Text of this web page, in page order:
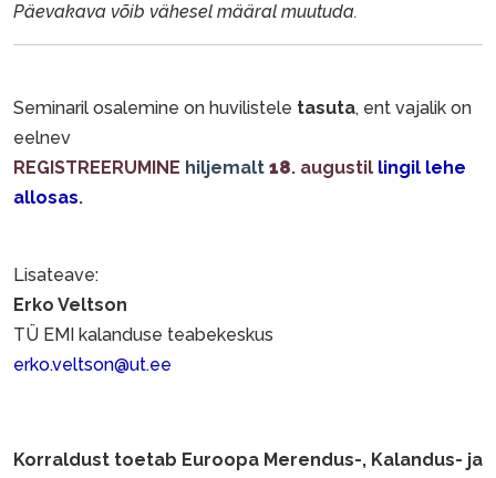
Päevakava võib vähesel määral muutuda.
Seminaril osalemine on huvilistele tasuta, ent vajalik on
eelnev
REGISTREERUMINE hiljemalt 18. augustil lingil lehe
allosas.
Lisateave:
Erko Veltson
TÜ EMI kalanduse teabekeskus
erko.veltson@ut.ee
Korraldust toetab Euroopa Merendus-, Kalandus- ja